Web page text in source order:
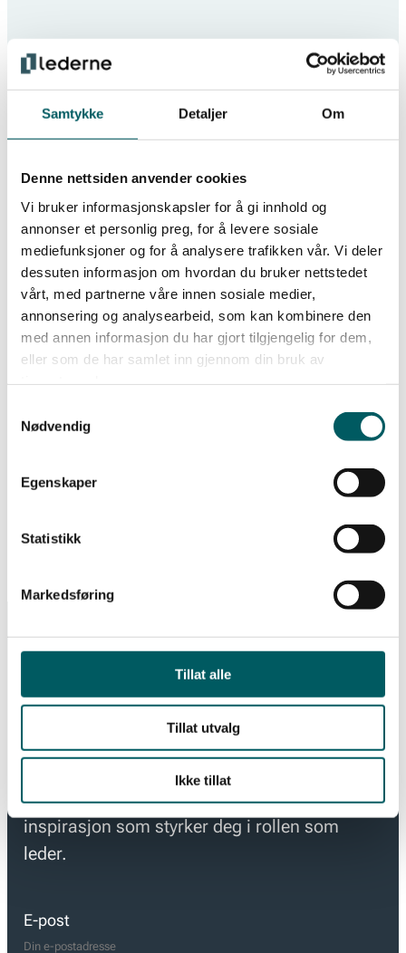
Samtykke Detaljer Om
Denne nettsiden anvender cookies
Vi bruker informasjonskapsler for å gi innhold og
annonser et personlig preg, for å levere sosiale
mediefunksjoner og for å analysere trafikken vår. Vi deler
dessuten informasjon om hvordan du bruker nettstedet
vårt, med partnerne våre innen sosiale medier,
annonsering og analysearbeid, som kan kombinere den
med annen informasjon du har gjort tilgjengelig for dem,
eller som de har samlet inn gjennom din bruk av
Nødvendig
Egenskaper
Statistikk
Markedsføring
Tillat alle
Tillat utvalg
Ikke tillat
Denne siden er kun tilgjengelig for medlemmer av
Lederne. Logg inn under for å få tilgang.
Logg inn
Telefon eller epost
Motta engangspassord
medlemsfordelene
Få de siste ledelsesnyhetene
Hold deg oppdatert med de viktigste nyhetene
og innsiktene for moderne ledelse. Meld deg
på vårt nyhetsbrev og få tips, råd og
inspirasjon som styrker deg i rollen som
leder.
E-post